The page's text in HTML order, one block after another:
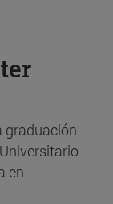
graduación
en